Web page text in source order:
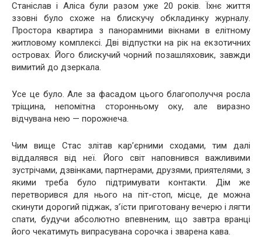
Станіслав і Аліса були разом уже 20 років. Їхнє життя
ззовні було схоже на блискучу обкладинку журналу.
Простора квартира з панорамними вікнами в елітному
житловому комплексі. Дві відпустки на рік на екзотичних
островах. Його блискучий чорний позашляховик, завжди
вимитий до дзеркала.
Усе це було. Але за фасадом цього благополуччя росла
тріщина, непомітна сторонньому оку, але виразно
відчувана нею — порожнеча.
Чим вище Стас злітав кар’єрними сходами, тим далі
віддалявся від неї. Його світ наповнився важливими
зустрічами, дзвінками, партнерами, друзями, приятелями, з
якими треба було підтримувати контакти. Дім же
перетворився для нього на піт-стоп, місце, де можна
скинути дорогий піджак, з’їсти приготовану вечерю і лягти
спати, будучи абсолютно впевненим, що завтра вранці
його чекатимуть випрасувана сорочка і зварена кава.